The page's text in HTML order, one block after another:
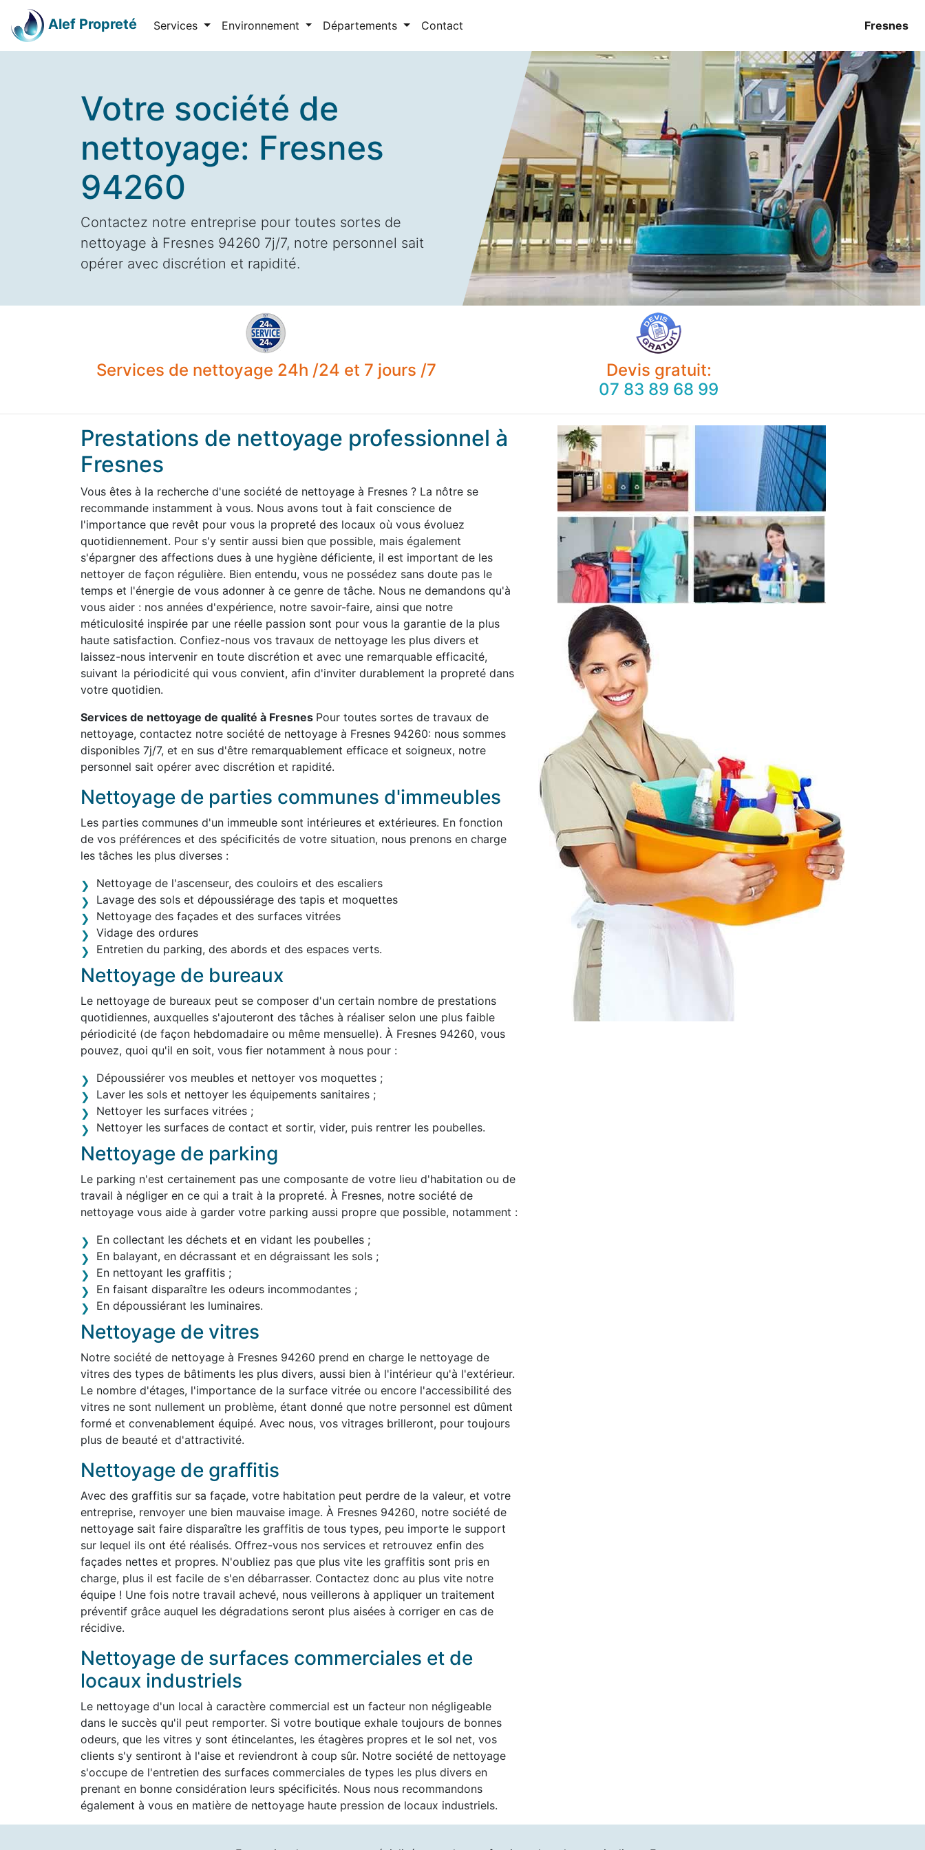
Alef Propreté Services Environnement Départements Contact Fresnes
Votre société de
nettoyage: Fresnes
94260
Contactez notre entreprise pour toutes sortes de
nettoyage à Fresnes 94260 7j/7, notre personnel sait
opérer avec discrétion et rapidité.
Services de nettoyage 24h /24 et 7 jours /7
Devis gratuit:
07 83 89 68 99
Prestations de nettoyage professionnel à
Fresnes
Vous êtes à la recherche d'une société de nettoyage à Fresnes ? La nôtre se
recommande instamment à vous. Nous avons tout à fait conscience de
l'importance que revêt pour vous la propreté des locaux où vous évoluez
quotidiennement. Pour s'y sentir aussi bien que possible, mais également
s'épargner des affections dues à une hygiène déficiente, il est important de les
nettoyer de façon régulière. Bien entendu, vous ne possédez sans doute pas le
temps et l'énergie de vous adonner à ce genre de tâche. Nous ne demandons qu'à
vous aider : nos années d'expérience, notre savoir-faire, ainsi que notre
méticulosité inspirée par une réelle passion sont pour vous la garantie de la plus
haute satisfaction. Confiez-nous vos travaux de nettoyage les plus divers et
laissez-nous intervenir en toute discrétion et avec une remarquable efficacité,
suivant la périodicité qui vous convient, afin d'inviter durablement la propreté dans
votre quotidien.
Services de nettoyage de qualité à Fresnes Pour toutes sortes de travaux de
nettoyage, contactez notre société de nettoyage à Fresnes 94260: nous sommes
disponibles 7j/7, et en sus d'être remarquablement efficace et soigneux, notre
personnel sait opérer avec discrétion et rapidité.
Nettoyage de parties communes d'immeubles
Les parties communes d'un immeuble sont intérieures et extérieures. En fonction
de vos préférences et des spécificités de votre situation, nous prenons en charge
les tâches les plus diverses :
Nettoyage de l'ascenseur, des couloirs et des escaliers
Lavage des sols et dépoussiérage des tapis et moquettes
Nettoyage des façades et des surfaces vitrées
Vidage des ordures
Entretien du parking, des abords et des espaces verts.
Nettoyage de bureaux
Le nettoyage de bureaux peut se composer d'un certain nombre de prestations
quotidiennes, auxquelles s'ajouteront des tâches à réaliser selon une plus faible
périodicité (de façon hebdomadaire ou même mensuelle). À Fresnes 94260, vous
pouvez, quoi qu'il en soit, vous fier notamment à nous pour :
Dépoussiérer vos meubles et nettoyer vos moquettes ;
Laver les sols et nettoyer les équipements sanitaires ;
Nettoyer les surfaces vitrées ;
Nettoyer les surfaces de contact et sortir, vider, puis rentrer les poubelles.
Nettoyage de parking
Le parking n'est certainement pas une composante de votre lieu d'habitation ou de
travail à négliger en ce qui a trait à la propreté. À Fresnes, notre société de
nettoyage vous aide à garder votre parking aussi propre que possible, notamment :
En collectant les déchets et en vidant les poubelles ;
En balayant, en décrassant et en dégraissant les sols ;
En nettoyant les graffitis ;
En faisant disparaître les odeurs incommodantes ;
En dépoussiérant les luminaires.
Nettoyage de vitres
Notre société de nettoyage à Fresnes 94260 prend en charge le nettoyage de
vitres des types de bâtiments les plus divers, aussi bien à l'intérieur qu'à l'extérieur.
Le nombre d'étages, l'importance de la surface vitrée ou encore l'accessibilité des
vitres ne sont nullement un problème, étant donné que notre personnel est dûment
formé et convenablement équipé. Avec nous, vos vitrages brilleront, pour toujours
plus de beauté et d'attractivité.
Nettoyage de graffitis
Avec des graffitis sur sa façade, votre habitation peut perdre de la valeur, et votre
entreprise, renvoyer une bien mauvaise image. À Fresnes 94260, notre société de
nettoyage sait faire disparaître les graffitis de tous types, peu importe le support
sur lequel ils ont été réalisés. Offrez-vous nos services et retrouvez enfin des
façades nettes et propres. N'oubliez pas que plus vite les graffitis sont pris en
charge, plus il est facile de s'en débarrasser. Contactez donc au plus vite notre
équipe ! Une fois notre travail achevé, nous veillerons à appliquer un traitement
préventif grâce auquel les dégradations seront plus aisées à corriger en cas de
récidive.
Nettoyage de surfaces commerciales et de
locaux industriels
Le nettoyage d'un local à caractère commercial est un facteur non négligeable
dans le succès qu'il peut remporter. Si votre boutique exhale toujours de bonnes
odeurs, que les vitres y sont étincelantes, les étagères propres et le sol net, vos
clients s'y sentiront à l'aise et reviendront à coup sûr. Notre société de nettoyage
s'occupe de l'entretien des surfaces commerciales de types les plus divers en
prenant en bonne considération leurs spécificités. Nous nous recommandons
également à vous en matière de nettoyage haute pression de locaux industriels.